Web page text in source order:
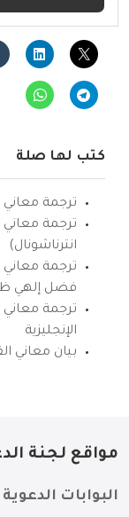
كتب لها صلة
ترجمة معاني
ترجمة معاني
انترناشونال)
ترجمة معاني
فضل إلهي
ترجمة معاني
الإنجليزية
بيان معاني
مواقع لجنة
البوابات الدعوية